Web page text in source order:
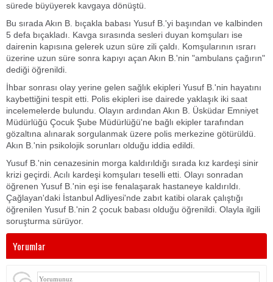
sürede büyüyerek kavgaya dönüştü.
Bu sırada Akın B. bıçakla babası Yusuf B.'yi başından ve kalbinden
5 defa bıçakladı. Kavga sırasında sesleri duyan komşuları ise
dairenin kapısına gelerek uzun süre zili çaldı. Komşularının ısrarı
üzerine uzun süre sonra kapıyı açan Akın B.'nin "ambulans çağırın"
dediği öğrenildi.
İhbar sonrası olay yerine gelen sağlık ekipleri Yusuf B.'nin hayatını
kaybettiğini tespit etti. Polis ekipleri ise dairede yaklaşık iki saat
incelemelerde bulundu. Olayın ardından Akın B. Üsküdar Emniyet
Müdürlüğü Çocuk Şube Müdürlüğü'ne bağlı ekipler tarafından
gözaltına alınarak sorgulanmak üzere polis merkezine götürüldü.
Akın B.'nin psikolojik sorunları olduğu iddia edildi.
Yusuf B.'nin cenazesinin morga kaldırıldığı sırada kız kardeşi sinir
krizi geçirdi. Acılı kardeşi komşuları teselli etti. Olayı sonradan
öğrenen Yusuf B.'nin eşi ise fenalaşarak hastaneye kaldırıldı.
Çağlayan'daki İstanbul Adliyesi'nde zabıt katibi olarak çalıştığı
öğrenilen Yusuf B.'nin 2 çocuk babası olduğu öğrenildi. Olayla ilgili
soruşturma sürüyor.
Yorumlar